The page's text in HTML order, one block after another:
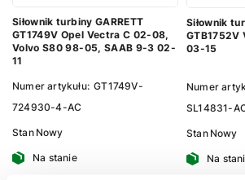
Siłownik turbiny GARRETT
GT1749V Opel Vectra C 02-08,
Volvo S80 98-05, SAAB 9-3 02-
11
Numer artykułu: GT1749V-
724930-4-AC
Stan Nowy
Na stanie
Siłownik
GTB1752V
03-15
Numer
SL14831-
Stan Nowy
Na